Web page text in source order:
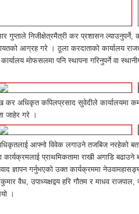
गुप्ताले निजीक्षेत्रमैत्री कर प्रशासन
आग्रह गरे । ठूला करदाताको कार्यालय
मोफसलमा पनि स्थापना गरिनुपर्ने वा
अधिकृत कपिलप्रसाद सुवेदीले कार्यालयमा
जाहेर गरे ।
आफ्नो विवेक लगाउने तजबिज नरहेको
कार्यक्रमलाई प्राथमिकतामा राखी अगाडि बढाउने
ज्ञापन गर्नुभएको उक्त कार्यक्रममा
वैध, उपाध्यक्षद्वय हरि गौतम र माधव
।